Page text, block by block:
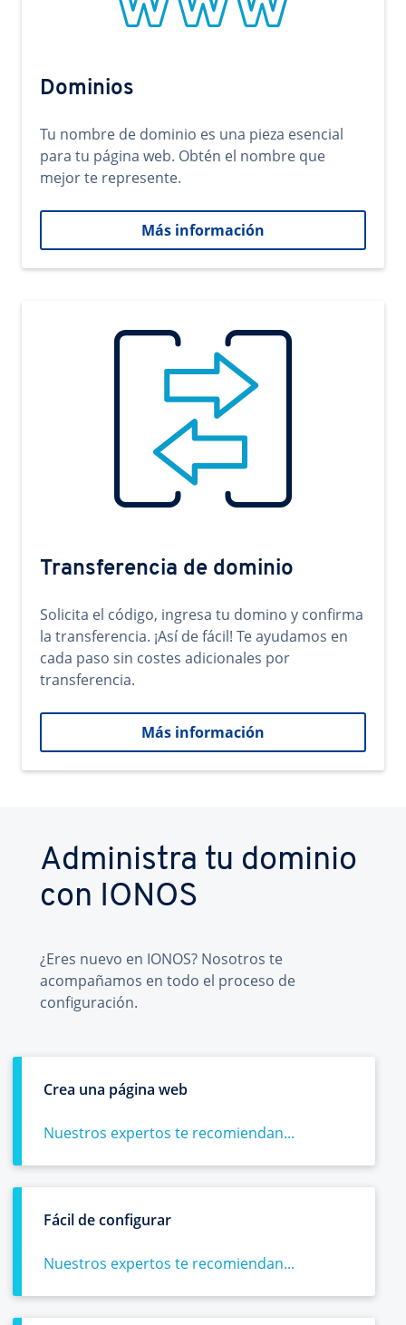
Dominios
Tu nombre de dominio es una pieza esencial
para tu página web. Obtén el nombre que
mejor te represente.
Más información
Transferencia de dominio
Solicita el código, ingresa tu domino y confirma
la transferencia. ¡Así de fácil! Te ayudamos en
cada paso sin costes adicionales por
transferencia.
Más información
Administra tu dominio
con IONOS
¿Eres nuevo en IONOS? Nosotros te
acompañamos en todo el proceso de
configuración.
Crea una página web
Nuestros expertos te recomiendan...
Fácil de configurar
Nuestros expertos te recomiendan...